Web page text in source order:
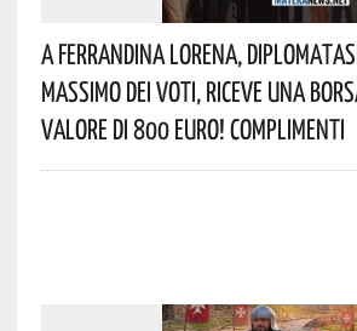
A Ferrandina Lorena,
Massimo Dei Voti, Riceve Una
Valore Di 800 Euro! Complimenti